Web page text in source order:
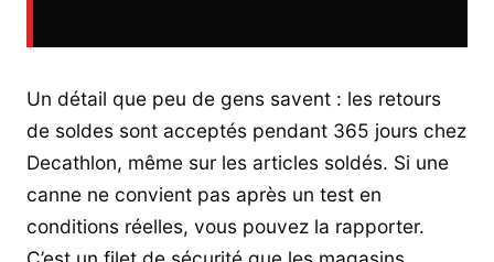
Un détail que peu de gens savent : les retours
de soldes sont acceptés pendant 365 jours chez
Decathlon, même sur les articles soldés. Si une
canne ne convient pas après un test en
conditions réelles, vous pouvez la rapporter.